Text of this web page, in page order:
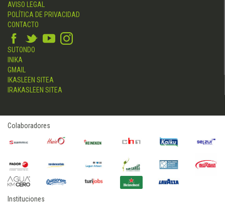
AVISO LEGAL
POLÍTICA DE PRIVACIDAD
CONTACTO
SUTONDO
INIKA
GMAIL
IKASLEEN SITEA
IRAKASLEEN SITEA
Colaboradores
Instituciones